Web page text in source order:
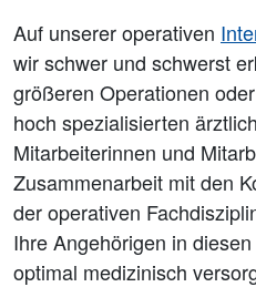
Auf unserer operativen
wir schwer und schwerst
größeren Operationen
hoch spezialisierten
Mitarbeiterinnen und
Zusammenarbeit mit den
der operativen
Ihre Angehörigen in
optimal medizinisch